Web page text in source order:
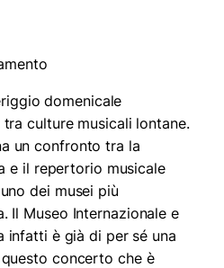
domenicale
culture musicali lontane.
un confronto tra la
e il repertorio musicale
dei musei più
Il Museo Internazionale e
infatti è già di per sé una
concerto che è